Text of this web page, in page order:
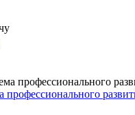
профессионального